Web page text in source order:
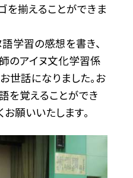
を揃えることができま
学習の感想を書き、
のアイヌ文化学習係
世話になりました。お
を覚えることができ
お願いいたします。